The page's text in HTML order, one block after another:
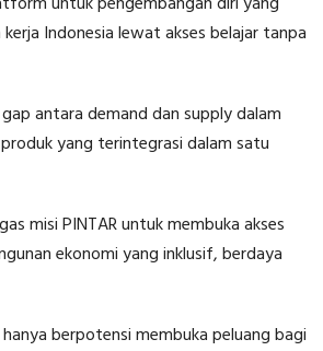
Indonesia lewat akses belajar tanpa
antara demand dan supply dalam
yang terintegrasi dalam satu
misi PINTAR untuk membuka akses
ekonomi yang inklusif, berdaya
berpotensi membuka peluang bagi